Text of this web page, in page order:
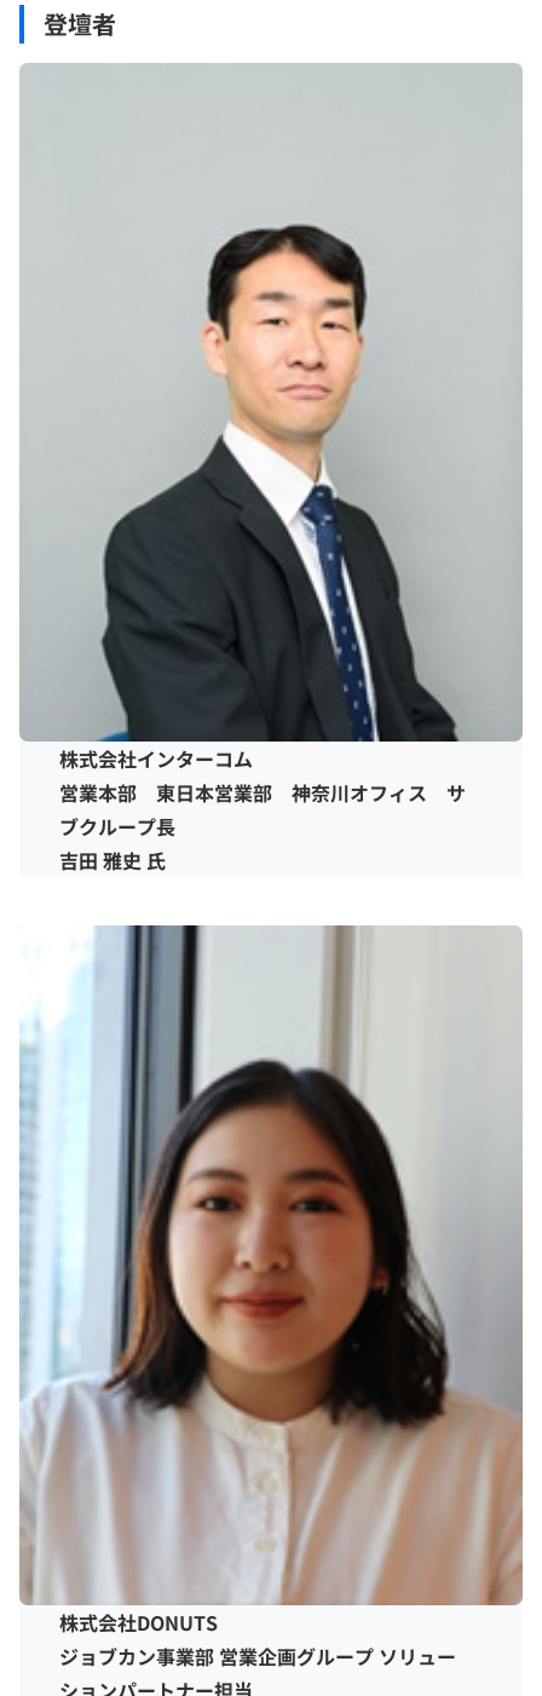
登壇者
株式会社インターコム
営業本部 東日本営業部 神奈川オフィス サ
ブクループ長
吉田 雅史 氏
株式会社DONUTS
ジョブカン事業部 営業企画グループ ソリュー